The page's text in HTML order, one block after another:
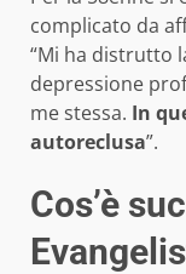
complicato da
“Mi ha distrutto
depressione
me stessa. In
autoreclusa”.
Cos’è